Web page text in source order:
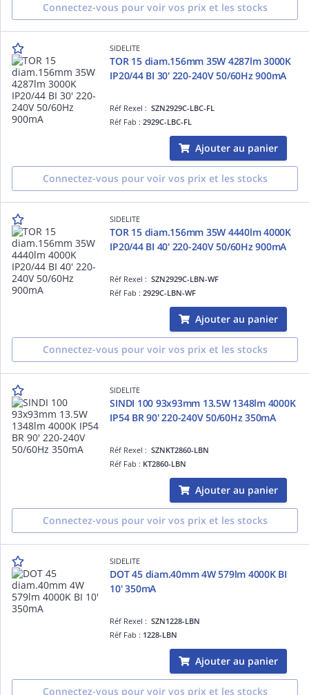
Connectez-vous pour voir vos prix et les stocks
SIDELITE
TOR 15 diam.156mm 35W 4287lm 3000K
IP20/44 BI 30' 220-240V 50/60Hz 900mA
Réf Rexel :SZN2929C-LBC-FL
Réf Fab :2929C-LBC-FL
Ajouter au panier
Connectez-vous pour voir vos prix et les stocks
SIDELITE
TOR 15 diam.156mm 35W 4440lm 4000K
IP20/44 BI 40' 220-240V 50/60Hz 900mA
Réf Rexel :SZN2929C-LBN-WF
Réf Fab :2929C-LBN-WF
Ajouter au panier
Connectez-vous pour voir vos prix et les stocks
SIDELITE
SINDI 100 93x93mm 13.5W 1348lm 4000K
IP54 BR 90' 220-240V 50/60Hz 350mA
Réf Rexel :SZNKT2860-LBN
Réf Fab : KT2860-LBN
Ajouter au panier
Connectez-vous pour voir vos prix et les stocks
SIDELITE
DOT 45 diam.40mm 4W 579lm 4000K BI
10' 350mA
Réf Rexel :SZN1228-LBN
Réf Fab : 1228-LBN
Ajouter au panier
Connectez-vous pour voir vos prix et les stocks